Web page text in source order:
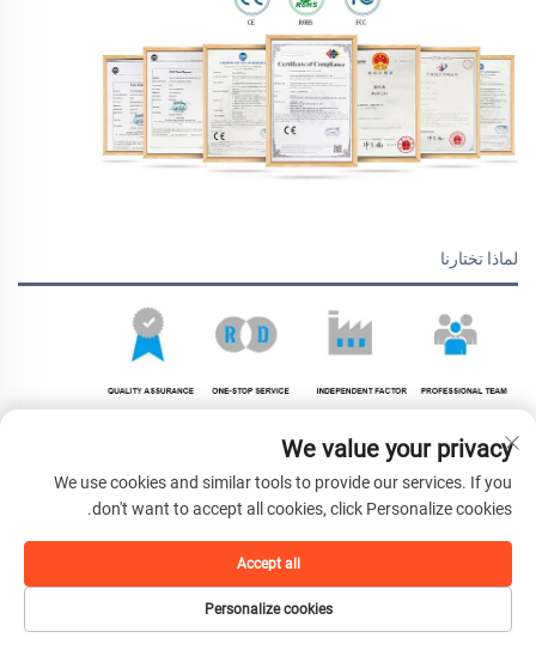
لماذا تختارنا
We value your privacy
We use cookies and similar tools to provide our services. If you
don't want to accept all cookies, click Personalize cookies.
Personalize cookies
Accept all